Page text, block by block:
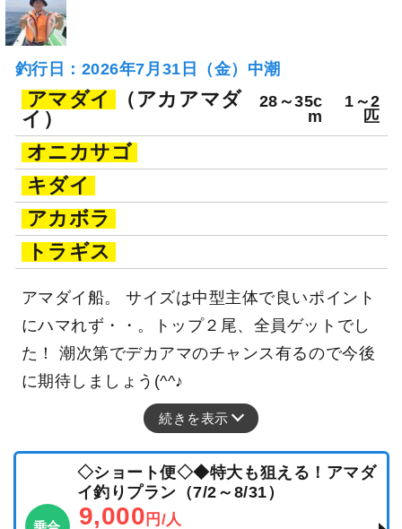
釣行日：2026年7月31日（金）中潮
アマダイ
（アカアマダ
イ）
28～35c
m
1～2
匹
オニカサゴ
キダイ
アカボラ
トラギス
アマダイ船。 サイズは中型主体で良いポイント
にハマれず・・。トップ２尾、全員ゲットでし
た！ 潮次第でデカアマのチャンス有るので今後
に期待しましょう(^^♪
続きを表示
◇ショート便◇◆特大も狙える！アマダ
イ釣りプラン（7/2～8/31）
9,000 円/人